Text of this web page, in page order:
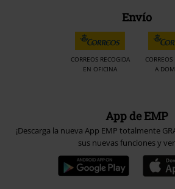
Envío
CORREOS RECOGIDA
EN OFICINA
A
App de EMP
¡Descarga la nueva App EMP totalmente
sus nuevas funciones y